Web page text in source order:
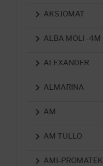
 AKSJOMAT
 ALBA MOLI -4M
 ALEXANDER
 ALMARINA
 AM
 AM TULLO
 AMI-PROMATEK